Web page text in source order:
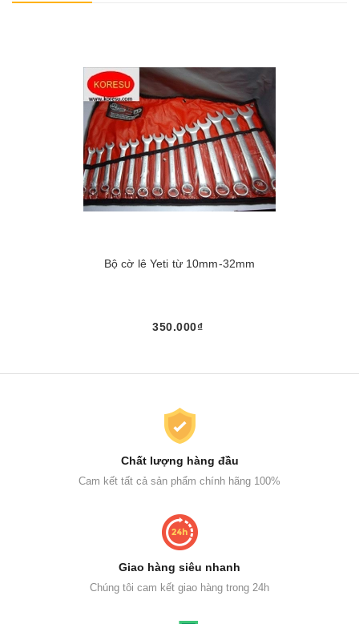
Bộ cờ lê Yeti từ 10mm-32mm
350.000₫
Chất lượng hàng đầu
Cam kết tất cả sản phẩm chính hãng 100%
Giao hàng siêu nhanh
Chúng tôi cam kết giao hàng trong 24h